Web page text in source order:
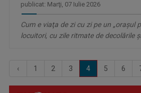
publicat: Marţi, 07 Iulie 2026
Cum e viaţa de zi cu zi pe un „oraşul
locuitori, cu zile ritmate de decolările şi
‹ 1 2 3 4 5 6